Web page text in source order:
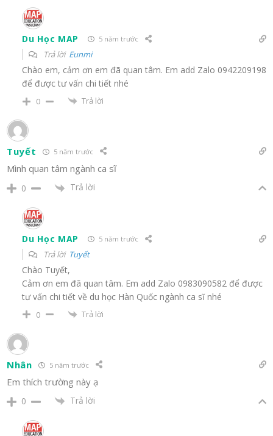
Du Học MAP 5 năm trước
Trả lời Eunmi
Chào em, cảm ơn em đã quan tâm. Em add Zalo 0942209198
để được tư vấn chi tiết nhé
0 Trả lời
Tuyết 5 năm trước
Mình quan tâm ngành ca sĩ
0 Trả lời
Du Học MAP 5 năm trước
Trả lời Tuyết
Chào Tuyết,
Cảm ơn em đã quan tâm. Em add Zalo 0983090582 để được
tư vấn chi tiết về du học Hàn Quốc ngành ca sĩ nhé
0 Trả lời
Nhân 5 năm trước
Em thích trường này ạ
0 Trả lời